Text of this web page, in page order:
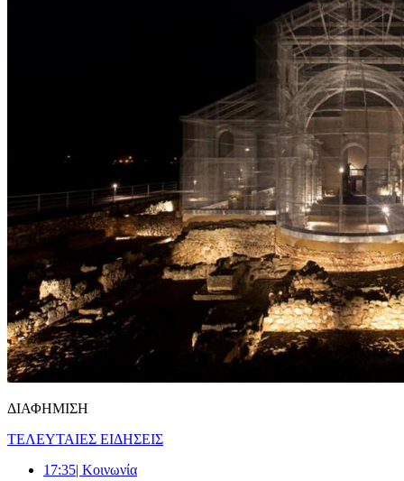
ΔΙΑΦΗΜΙΣΗ
ΤΕΛΕΥΤΑΙΕΣ ΕΙΔΗΣΕΙΣ
17:35| Κοινωνία